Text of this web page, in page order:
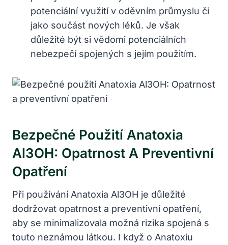
potenciální využití v oděvním průmyslu či
jako součást nových léků. Je však
důležité být si vědomi potenciálních
nebezpečí spojených s jejím použitím.
Bezpečné Použití Anatoxia
Al3OH: Opatrnost A Preventivní
Opatření
Při používání Anatoxia Al3OH je důležité
dodržovat opatrnost a preventivní opatření,
aby se minimalizovala možná rizika spojená s
touto neznámou látkou. I když o Anatoxiu